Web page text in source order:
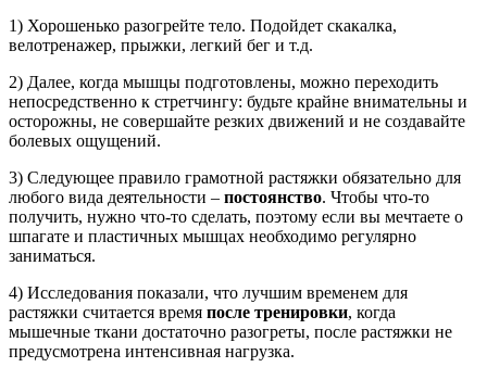
1) Хорошенько разогрейте тело. Подойдет скакалка,
велотренажер, прыжки, легкий бег и т.д.
2) Далее, когда мышцы подготовлены, можно переходить
непосредственно к стретчингу: будьте крайне внимательны и
осторожны, не совершайте резких движений и не создавайте
болевых ощущений.
3) Следующее правило грамотной растяжки обязательно для
любого вида деятельности – постоянство. Чтобы что-то
получить, нужно что-то сделать, поэтому если вы мечтаете о
шпагате и пластичных мышцах необходимо регулярно
заниматься.
4) Исследования показали, что лучшим временем для
растяжки считается время после тренировки, когда
мышечные ткани достаточно разогреты, после растяжки не
предусмотрена интенсивная нагрузка.